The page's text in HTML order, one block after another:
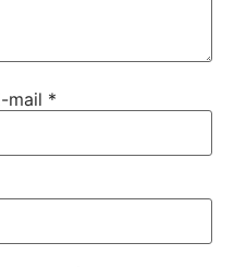
mail *